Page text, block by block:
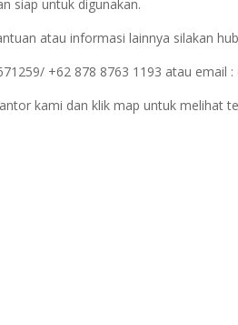
siap untuk digunakan.
atau informasi lainnya silakan
+62 878 8763 1193 atau email
kami dan klik map untuk melihat